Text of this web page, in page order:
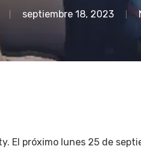
septiembre 18, 2023
El próximo lunes 25 de